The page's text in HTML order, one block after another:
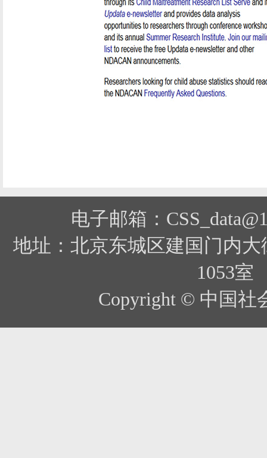
电子邮箱：
地址：北京东城区建国门内
1053室
Copyright © 中国社